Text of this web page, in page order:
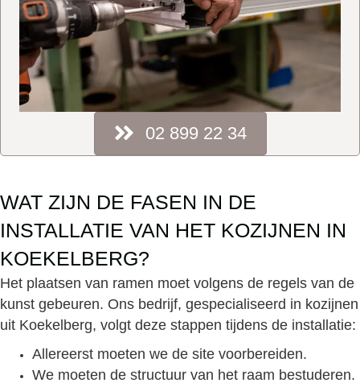
02 899 22 34
WAT ZIJN DE FASEN IN DE
INSTALLATIE VAN HET KOZIJNEN IN
KOEKELBERG?
Het plaatsen van ramen moet volgens de regels van de
kunst gebeuren. Ons bedrijf, gespecialiseerd in kozijnen
uit Koekelberg, volgt deze stappen tijdens de installatie:
Allereerst moeten we de site voorbereiden.
We moeten de structuur van het raam bestuderen.